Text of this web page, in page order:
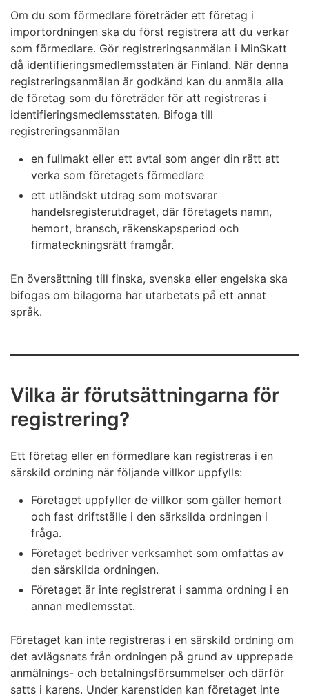
Finland
företaget har varken hemvist eller något fast
driftställe i Finland eller något annat EU-land, men
avsändningen eller transporten av varorna börjar i
Finland.
Tredjelandsordning
driftställe i EU:s mervärdesskatteområde
företaget har valt Finland som
identifieringsmedlemsstat
företaget kan välja vilket EU-land som helst
som identifieringsmedlemsstat.
Importordning
Ett skattskyldigt företag
registrerat sig i importordningen i Finland.
En förmedlare som företräder ett företag:
driftställe i Finland
I den första fasen ska du välja den särskilda
ordning i vilken du vill registrera ditt företag.
Om du registrerar företaget i unionsordningen
ska du svara på frågorna om
förutsättningarna för registreringen. Syftet
med frågorna är att säkra att företaget
uppfyller de krav som anknyter till
användningen av unionsordningen.
Grunduppgifter.
fasenAnvändning av den särskilda ordningen
Besvara frågorna om användningen av den
särskilda ordningen. Gå efter detta till fasen
Besvara frågorna om företagets verksamhet i
andra EU-länder. Gå till fasenFörhandsgranska
och skicka
uppdaterade. Du kan uppdatera uppgifterna alltid
vid behov.När alla uppgifterna i ansökan är rätt
ska du välja Skicka
Om du som förmedlare företräder ett företag i
importordningen ska du först registrera att du verkar
som förmedlare. Gör registreringsanmälan i MinSkatt
då identifieringsmedlemsstaten är Finland. När denna
registreringsanmälan är godkänd kan du anmäla alla
de företag som du företräder för att registreras i
identifieringsmedlemsstaten. Bifoga till
registreringsanmälan
en fullmakt eller ett avtal som anger din rätt att
verka som företagets förmedlare
ett utländskt utdrag som motsvarar
handelsregisterutdraget, där företagets namn,
hemort, bransch, räkenskapsperiod och
firmateckningsrätt framgår.
En översättning till finska, svenska eller engelska ska
bifogas om bilagorna har utarbetats på ett annat
språk.
Vilka är förutsättningarna för
registrering?
Ett företag eller en förmedlare kan registreras i en
särskild ordning när följande villkor uppfylls:
Företaget uppfyller de villkor som gäller hemort
och fast driftställe i den särksilda ordningen i
fråga.
Företaget bedriver verksamhet som omfattas av
den särskilda ordningen.
Företaget är inte registrerat i samma ordning i en
annan medlemsstat.
Företaget kan inte registreras i en särskild ordning om
det avlägsnats från ordningen på grund av upprepade
anmälnings- och betalningsförsummelser och därför
satts i karens. Under karenstiden kan företaget inte